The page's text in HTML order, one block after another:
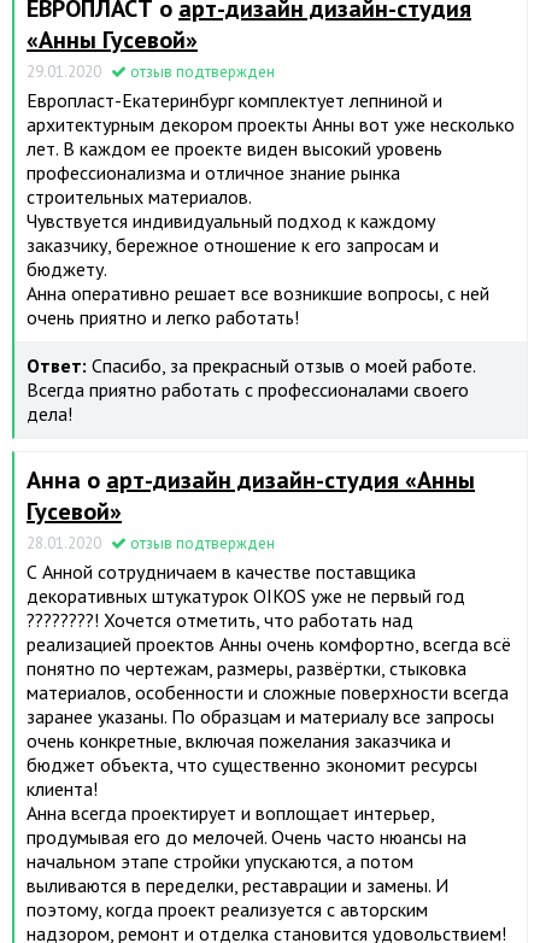
ЕВРОПЛАСТ о арт-дизайн дизайн-студия
«Анны Гусевой»
29.01.2020 отзыв подтвержден
Европласт-Екатеринбург комплектует лепниной и
архитектурным декором проекты Анны вот уже несколько
лет. В каждом ее проекте виден высокий уровень
профессионализма и отличное знание рынка
строительных материалов.
Чувствуется индивидуальный подход к каждому
заказчику, бережное отношение к его запросам и
бюджету.
Анна оперативно решает все возникшие вопросы, с ней
очень приятно и легко работать!
Ответ: Спасибо, за прекрасный отзыв о моей работе.
Всегда приятно работать с профессионалами своего
дела!
Анна о арт-дизайн дизайн-студия «Анны
Гусевой»
28.01.2020 отзыв подтвержден
С Анной сотрудничаем в качестве поставщика
декоративных штукатурок OIKOS уже не первый год
????????! Хочется отметить, что работать над
реализацией проектов Анны очень комфортно, всегда всё
понятно по чертежам, размеры, развёртки, стыковка
материалов, особенности и сложные поверхности всегда
заранее указаны. По образцам и материалу все запросы
очень конкретные, включая пожелания заказчика и
бюджет объекта, что существенно экономит ресурсы
клиента!
Анна всегда проектирует и воплощает интерьер,
продумывая его до мелочей. Очень часто нюансы на
начальном этапе стройки упускаются, а потом
выливаются в переделки, реставрации и замены. И
поэтому, когда проект реализуется с авторским
надзором, ремонт и отделка становится удовольствием!